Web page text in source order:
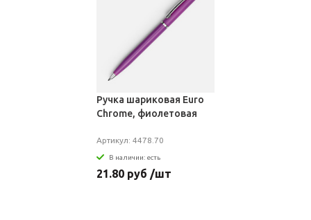
Ручка шариковая Euro
Chrome, фиолетовая
Артикул: 4478.70
В наличии: есть
21.80 руб /шт